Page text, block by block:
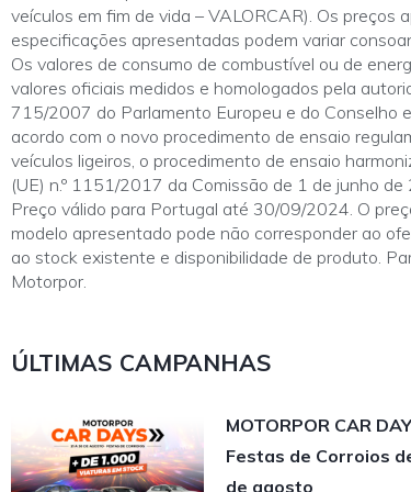
veículos em fim de vida – VALORCAR). Os
especificações apresentadas podem variar
Os valores de consumo de combustível ou de
valores oficiais medidos e homologados pela
715/2007 do Parlamento Europeu e do Conselho
acordo com o novo procedimento de ensaio
veículos ligeiros, o procedimento de ensaio
(UE) n.º 1151/2017 da Comissão de 1 de junho de
Preço válido para Portugal até 30/09/2024. O
modelo apresentado pode não corresponder ao
ao stock existente e disponibilidade de produto.
Motorpor.
ÚLTIMAS CAMPANHAS
MOTORPOR CAR
Festas de Corroios
de agosto